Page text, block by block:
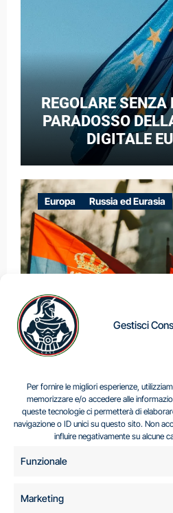
Gestisci
Per fornire le migliori esperienze,
memorizzare e/o accedere alle
queste tecnologie ci permetterà di
navigazione o ID unici su questo sito. Non
influire negativamente su alcune
Funzionale
Marketing
REGOLARE
PARADOSSO
DIGITALE
Europa Russia ed Eurasia
Centro Analisi e Studi Italus